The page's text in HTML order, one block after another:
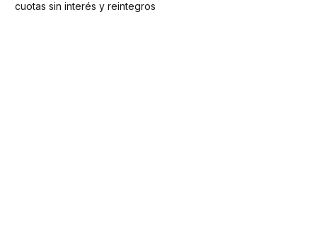
cuotas sin interés y reintegros